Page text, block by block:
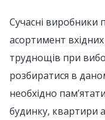
Сучасні
асортимент
труднощів при
розбиратися в
необхідно
будинку, квартири